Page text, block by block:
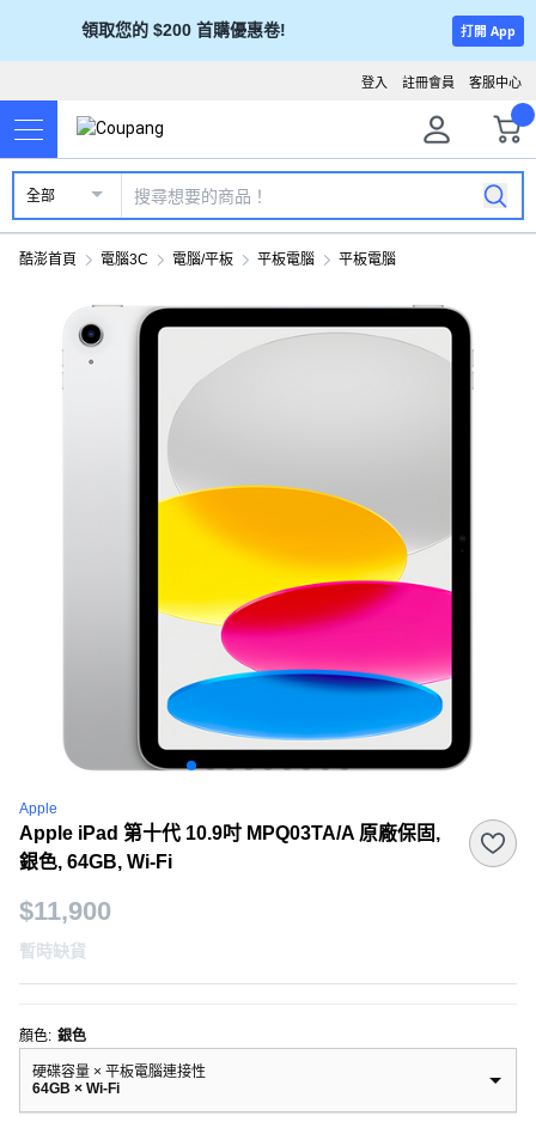
領取您的 $200 首購優惠卷! 打開 App
客服中心
註冊會員
登入
全部
酷澎首頁 電腦3C 電腦/平板 平板電腦 平板電腦
Apple
Apple iPad 第十代 10.9吋 MPQ03TA/A 原廠保固,
銀色, 64GB, Wi-Fi
$11,900
暫時缺貨
顏色: 銀色
硬碟容量 × 平板電腦連接性
64GB × Wi-Fi